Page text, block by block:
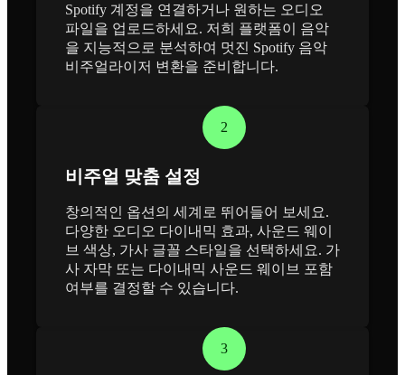
Spotify 계정을 연결하거나 원하는 오디오
파일을 업로드하세요. 저희 플랫폼이 음악
을 지능적으로 분석하여 멋진 Spotify 음악
비주얼라이저 변환을 준비합니다.
2
비주얼 맞춤 설정
창의적인 옵션의 세계로 뛰어들어 보세요.
다양한 오디오 다이내믹 효과, 사운드 웨이
브 색상, 가사 글꼴 스타일을 선택하세요. 가
사 자막 또는 다이내믹 사운드 웨이브 포함
여부를 결정할 수 있습니다.
3